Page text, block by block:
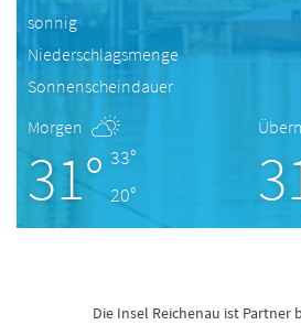
sonnig
Niederschlagsmenge
Sonnenscheindauer
Morgen
31° 33°
20°
Die Insel Reichenau ist Partner